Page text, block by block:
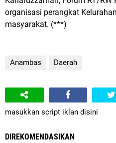
organisasi perangkat
masyarakat. (***)
Anambas Daerah
masukkan script iklan disini
DIREKOMENDASIKAN